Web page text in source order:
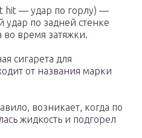
hit — удар по горлу) —
по задней стенке
во время затяжки.
сигарета для
от названия марки
возникает, когда по
жидкость и подгорел